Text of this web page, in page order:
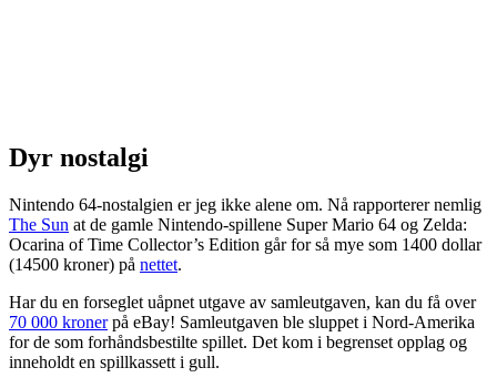
Dyr nostalgi
Nintendo 64-nostalgien er jeg ikke alene om. Nå rapporterer nemlig
The Sun at de gamle Nintendo-spillene Super Mario 64 og Zelda:
Ocarina of Time Collector’s Edition går for så mye som 1400 dollar
(14500 kroner) på nettet.
Har du en forseglet uåpnet utgave av samleutgaven, kan du få over
70 000 kronerpå eBay! Samleutgaven ble sluppet i Nord-Amerika
for de som forhåndsbestilte spillet. Det kom i begrenset opplag og
inneholdt en spillkassett i gull.